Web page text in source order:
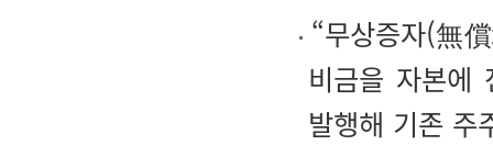
“무상증자(無
비금을 자본에
발행해 기존 주